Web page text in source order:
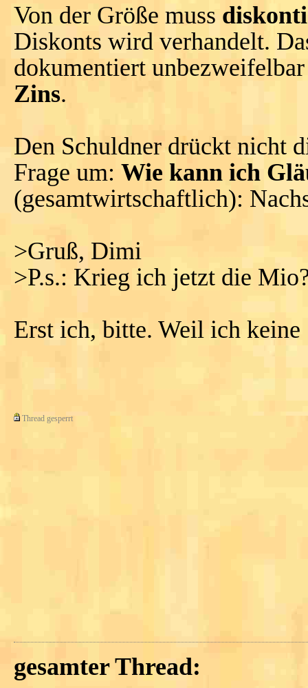
Von der Größe muss
Diskonts wird verhandelt.
dokumentiert
Zins.
Den Schuldner drückt nicht
Frage um: Wie kann ich
(gesamtwirtschaftlich):
>Gruß, Dimi
>P.s.: Krieg ich jetzt die
Erst ich, bitte. Weil ich keine
Thread gesperrt
gesamter Thread: